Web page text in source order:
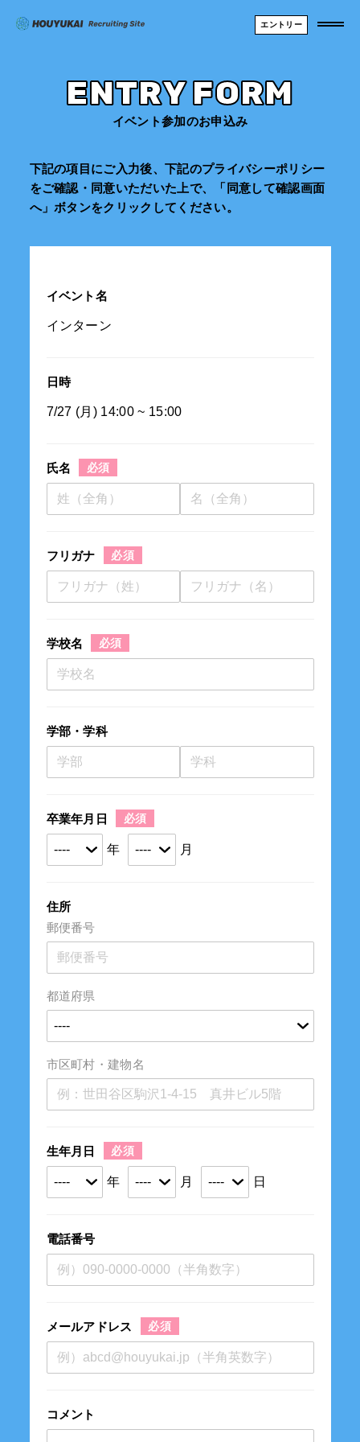
エントリー
ENTRY FORM
イベント参加のお申込み
下記の項目にご入力後、下記のプライバシーポリシー
をご確認・同意いただいた上で、「同意して確認画面
へ」ボタンをクリックしてください。
イベント名
インターン
日時
7/27 (月) 14:00 ~ 15:00
氏名
フリガナ
学校名
学部・学科
卒業年月日
年 月
住所
郵便番号
都道府県
市区町村・建物名
生年月日
年 月 日
電話番号
メールアドレス
コメント